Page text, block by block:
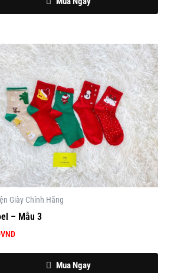
Giày Chính Hãng
– Mẫu 3
VND
Mua Ngay